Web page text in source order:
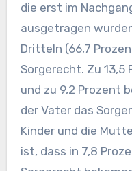
die erst im
ausgetragen
Dritteln (66,7
Sorgerecht. Zu 13,5
und zu 9,2 Prozent
der Vater das
Kinder und die
ist, dass in 7,8